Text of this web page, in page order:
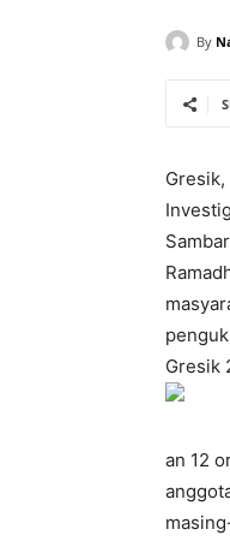
By
Gresik,
Gresik
an 12